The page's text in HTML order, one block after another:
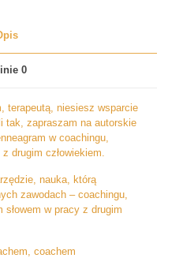
0
terapeutą, niesiesz wsparcie
tak, zapraszam na autorskie
w coachingu,
drugim człowiekiem.
nauka, którą
zawodach – coachingu,
słowem w pracy z drugim
coachem